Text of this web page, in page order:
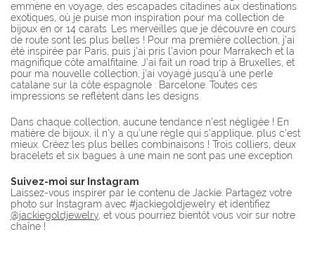
emmène en voyage, des escapades citadines aux destinations
exotiques, où je puise mon inspiration pour ma collection de
bijoux en or 14 carats. Les merveilles que je découvre en cours
de route sont les plus belles ! Pour ma première collection, j'ai
été inspirée par Paris, puis j'ai pris l'avion pour Marrakech et la
magnifique côte amalfitaine. J'ai fait un road trip à Bruxelles, et
pour ma nouvelle collection, j'ai voyagé jusqu'à une perle
catalane sur la côte espagnole : Barcelone. Toutes ces
impressions se reflètent dans les designs.
Dans chaque collection, aucune tendance n'est négligée ! En
matière de bijoux, il n'y a qu'une règle qui s'applique, plus c'est
mieux. Créez les plus belles combinaisons ! Trois colliers, deux
bracelets et six bagues à une main ne sont pas une exception.
Suivez-moi sur Instagram
Laissez-vous inspirer par le contenu de Jackie. Partagez votre
photo sur Instagram avec #jackiegoldjewelry et identifiez
@jackiegoldjewelry, et vous pourriez bientôt vous voir sur notre
chaîne !